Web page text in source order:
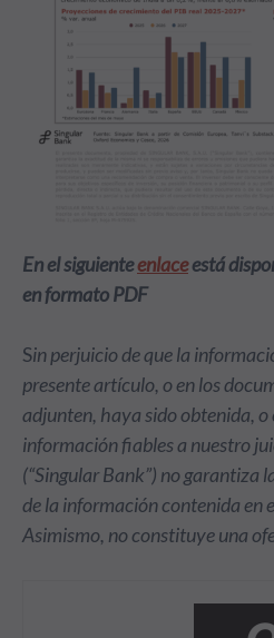
En el siguienteenlaceestá
en formato PDF
Sin perjuicio de que la
presente artículo, o en los
adjunten, haya sido obtenida, o
información fiables a nuestro
(“Singular Bank”) no garantiza
de la información contenida en
Asimismo, no constituye una